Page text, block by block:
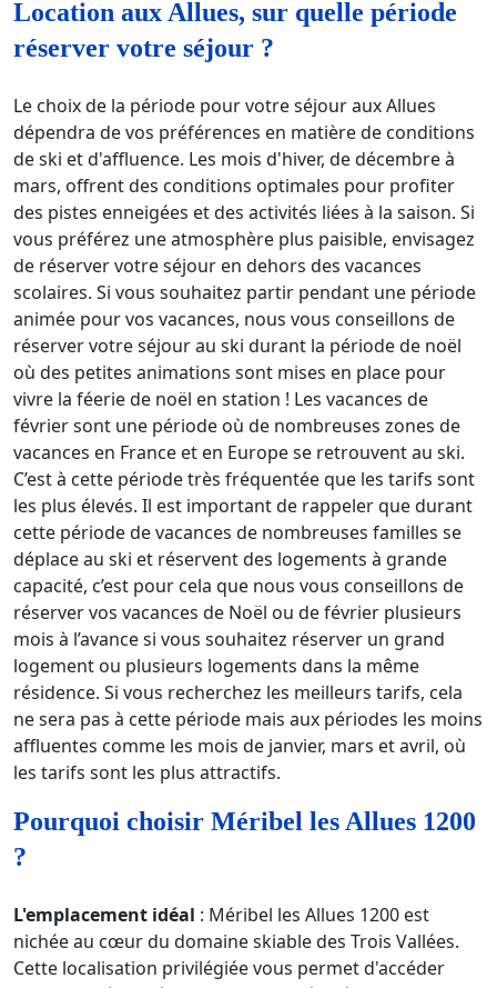
Location aux Allues, sur quelle période
réserver votre séjour ?
Le choix de la période pour votre séjour aux Allues
dépendra de vos préférences en matière de conditions
de ski et d'affluence. Les mois d'hiver, de décembre à
mars, offrent des conditions optimales pour profiter
des pistes enneigées et des activités liées à la saison. Si
vous préférez une atmosphère plus paisible, envisagez
de réserver votre séjour en dehors des vacances
scolaires. Si vous souhaitez partir pendant une période
animée pour vos vacances, nous vous conseillons de
réserver votre séjour au ski durant la période de noël
où des petites animations sont mises en place pour
vivre la féerie de noël en station ! Les vacances de
février sont une période où de nombreuses zones de
vacances en France et en Europe se retrouvent au ski.
C’est à cette période très fréquentée que les tarifs sont
les plus élevés. Il est important de rappeler que durant
cette période de vacances de nombreuses familles se
déplace au ski et réservent des logements à grande
capacité, c’est pour cela que nous vous conseillons de
réserver vos vacances de Noël ou de février plusieurs
mois à l’avance si vous souhaitez réserver un grand
logement ou plusieurs logements dans la même
résidence. Si vous recherchez les meilleurs tarifs, cela
ne sera pas à cette période mais aux périodes les moins
affluentes comme les mois de janvier, mars et avril, où
les tarifs sont les plus attractifs.
Pourquoi choisir Méribel les Allues 1200
?
L'emplacement idéal : Méribel les Allues 1200 est
nichée au cœur du domaine skiable des Trois Vallées.
Cette localisation privilégiée vous permet d'accéder